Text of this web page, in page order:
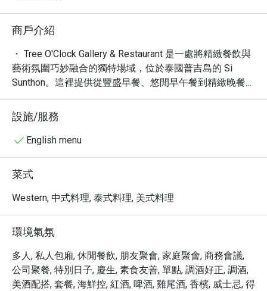
商戶介紹
・ Tree O'Clock Gallery & Restaurant 是一處將精緻餐飲與
藝術氛圍巧妙融合的獨特場域，位於泰國普吉島的 Si
Sunthon。這裡提供從豐盛早餐、悠閒早午餐到精緻晚餐的
多元餐飲選擇，深受喜愛。其舒適且具品味的空間，無論
是日常用餐或特別時刻，都能提供絕佳體驗。更令人驚豔
的是，餐廳內常設藝術展覽，為您的用餐之旅增添豐富的
文化色彩。
O'Clock Gallery & Restaurant 贏得了眾多讚譽。從網友提
及的「咖啡廳」、「展覽」、「梵谷」到「設計」，皆突
顯了其獨特的藝術底蘊與高品質餐飲。這裡不僅是味蕾的
・ 透過 Eatigo 預訂 Tree O'Clock Gallery & Restaurant，您
將有機會享受最高 5 折的獨家優惠。立即預訂，體驗絕佳
的餐飲與藝術結合，享受物超所值的用餐體驗！
設施/服務
English menu
菜式
Western, 中式料理, 泰式料理, 美式料理
環境氣氛
多人, 私人包廂, 休閒餐飲, 朋友聚會, 家庭聚會, 商務會議,
公司聚餐, 特別日子, 慶生, 素食友善, 單點, 調酒好正, 調酒,
美酒配搭, 套餐, 海鮮控, 紅酒, 啤酒, 雞尾酒, 香檳, 威士忌, 得